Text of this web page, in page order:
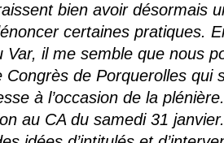
bien avoir désormais
certaines pratiques.
Var, il me semble que nous
Congrès de Porquerolles qui
à l’occasion de la
au CA du samedi 31